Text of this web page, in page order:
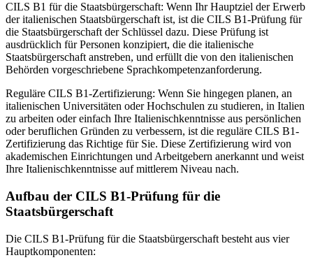
CILS B1 für die Staatsbürgerschaft: Wenn Ihr Hauptziel der Erwerb
der italienischen Staatsbürgerschaft ist, ist die CILS B1-Prüfung für
die Staatsbürgerschaft der Schlüssel dazu. Diese Prüfung ist
ausdrücklich für Personen konzipiert, die die italienische
Staatsbürgerschaft anstreben, und erfüllt die von den italienischen
Behörden vorgeschriebene Sprachkompetenzanforderung.
Reguläre CILS B1-Zertifizierung: Wenn Sie hingegen planen, an
italienischen Universitäten oder Hochschulen zu studieren, in Italien
zu arbeiten oder einfach Ihre Italienischkenntnisse aus persönlichen
oder beruflichen Gründen zu verbessern, ist die reguläre CILS B1-
Zertifizierung das Richtige für Sie. Diese Zertifizierung wird von
akademischen Einrichtungen und Arbeitgebern anerkannt und weist
Ihre Italienischkenntnisse auf mittlerem Niveau nach.
Aufbau der CILS B1-Prüfung für die
Staatsbürgerschaft
Die CILS B1-Prüfung für die Staatsbürgerschaft besteht aus vier
Hauptkomponenten: